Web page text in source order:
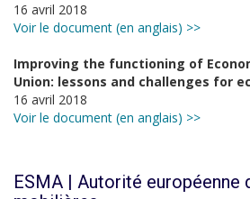
16 avril 2018
Voir le document (en anglais) >>
Improving the functioning of
Union: lessons and challenges for
16 avril 2018
Voir le document (en anglais) >>
ESMA | Autorité européenne